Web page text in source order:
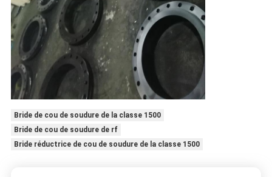
Bride de cou de soudure de la classe 1500
Bride de cou de soudure de rf
Bride réductrice de cou de soudure de la classe 1500